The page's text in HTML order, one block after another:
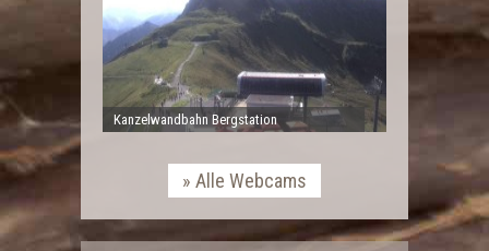
Kanzelwandbahn Bergstation
Alle Webcams